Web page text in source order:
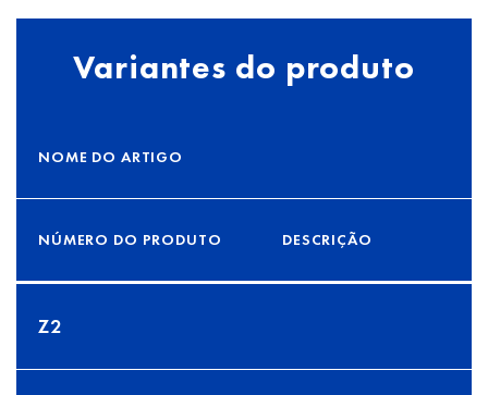
Variantes do produto
NOME DO ARTIGO
NÚMERO DO PRODUTO DESCRIÇÃO
Z2